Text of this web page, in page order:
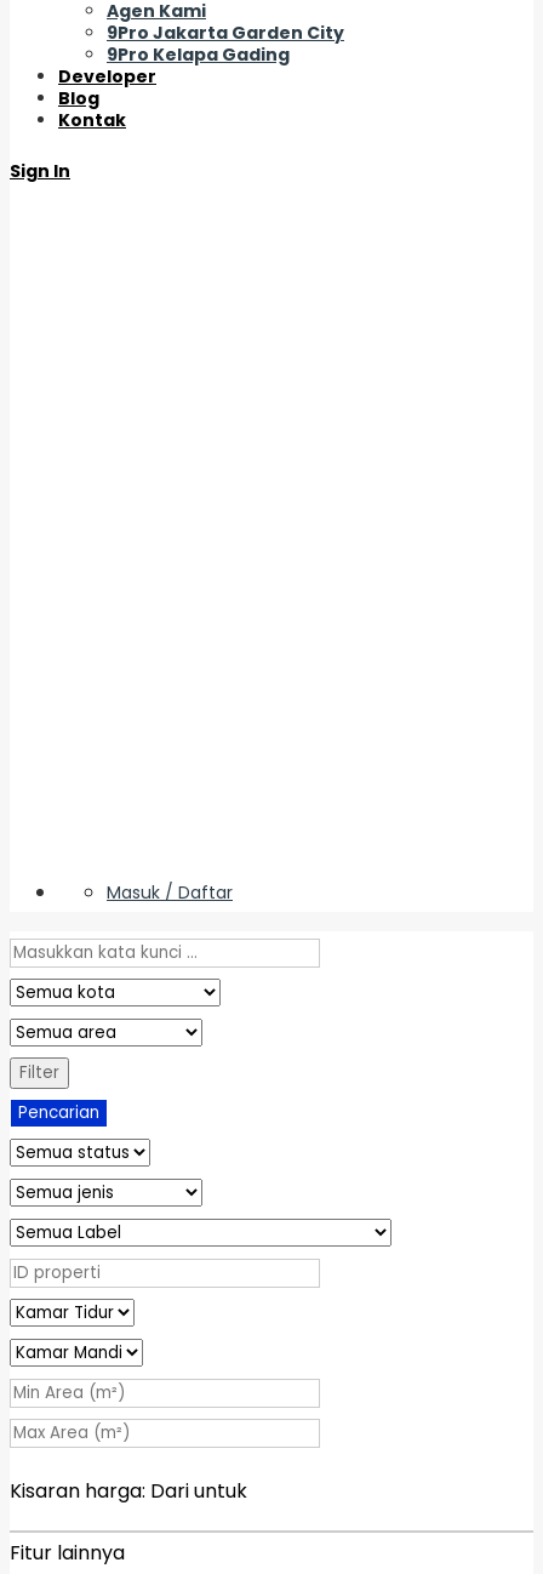
Agen Kami
9Pro Jakarta Garden City
9Pro Kelapa Gading
Developer
Blog
Kontak
Sign In
Masuk / Daftar
Filter
Pencarian
Kisaran harga: Dariuntuk
Fitur lainnya